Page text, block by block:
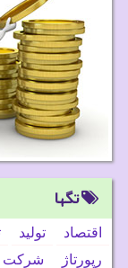
تگها
اقتصاد تولید
رپورتاژ
شركت